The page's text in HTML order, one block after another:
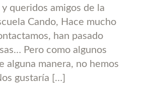
queridos amigos de la
Cando, Hace mucho
han pasado
Pero como algunos
alguna manera, no hemos
gustaría […]